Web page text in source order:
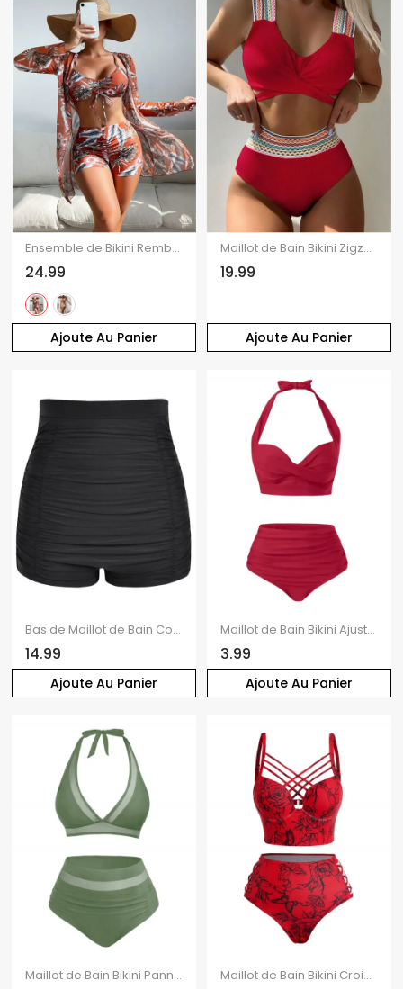
Ajoute Au Panier
Ensemble de Bikini Rembourré Imprimé Coloré à Cordon Deux Pièces
24.99
Ajoute Au Panier
Maillot de Bain Bikini Zigzag Découpé Arc-en-ciel à Taille Haute Deux Pièces
19.99
Ajoute Au Panier
Bas de Maillot de Bain Court Plissé en Couleur Unie
14.99
Ajoute Au Panier
Maillot de Bain Bikini Ajustable Noué Tordu en Couleur Unie à Taille Haute Deux Pièces
3.99
Maillot de Bain Bikini Panneau en Maille Transparente Deux Pièces à Col Plongeant Maillot de Bain Bikini Croisé Rose Imprimée à Taille Haute à Armature Saint-Valentin